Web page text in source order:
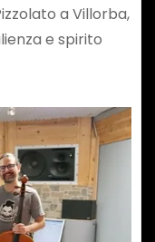
a Villorba,
e spirito